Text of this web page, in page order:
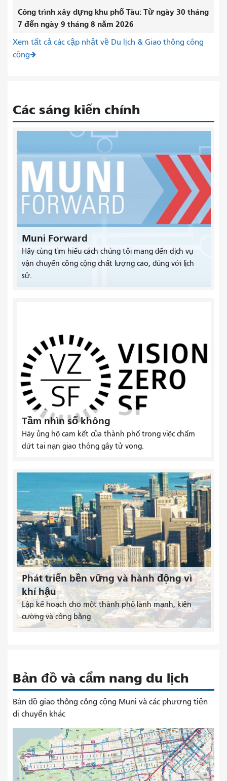
Công trình xây dựng khu phố Tàu: Từ ngày 30 tháng
7 đến ngày 9 tháng 8 năm 2026
Xem tất cả các cập nhật về Du lịch & Giao thông công
cộng
Các sáng kiến ​​chính
Muni Forward
Hãy cùng tìm hiểu cách chúng tôi mang đến dịch vụ
vận chuyển công cộng chất lượng cao, đúng với lịch
sử.
Tầm nhìn số không
Hãy ủng hộ cam kết của thành phố trong việc chấm
dứt tai nạn giao thông gây tử vong.
Phát triển bền vững và hành động vì
khí hậu
Lập kế hoạch cho một thành phố lành mạnh, kiên
cường và công bằng
Bản đồ và cẩm nang du lịch
Bản đồ giao thông công cộng Muni và các phương tiện
di chuyển khác